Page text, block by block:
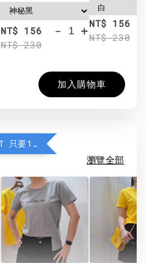
NT$ 156
NT$ 230
- +NT$ 156
NT$ 230
加入購物車
加購 MIT防曬透氣棉T 只要190元
瀏覽全部